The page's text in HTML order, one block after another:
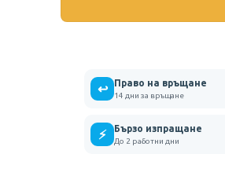
↩ Право на връщане
14 дни за връщане
⚡ Бързо изпращане
До 2 работни дни